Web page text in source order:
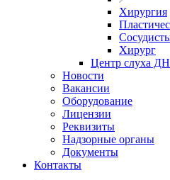
Хирургия
Хирург
Центр слуха
Новости
Вакансии
Оборудование
Лицензии
Реквизиты
Надзорные органы
Документы
Контакты